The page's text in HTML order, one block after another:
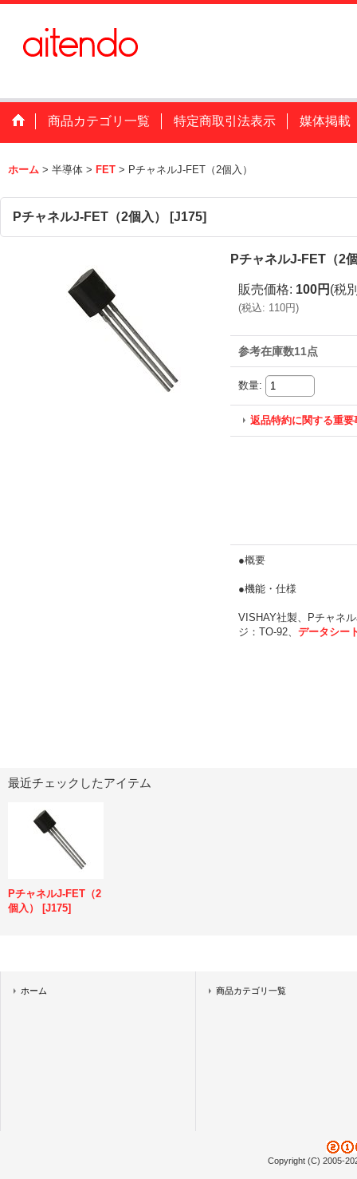
商品カテゴリ一覧 特定商取引法表示 媒体掲載
ホーム > 半導体 > FET > PチャネルJ-FET（2個入）
PチャネルJ-FET（2個入） [J175]
PチャネルJ-FET（2
販売価格: 100円 (税
(税込: 110円)
参考在庫数11点
数量:
返品特約に関する重要
●概要
●機能・仕様
VISHAY社製、Pチャネ
ジ：TO-92、 データシー
最近チェックしたアイテム
PチャネルJ-FET（2
個入）
[J175]
ホーム 商品カテゴリ一覧
Copyright (C) 2005-